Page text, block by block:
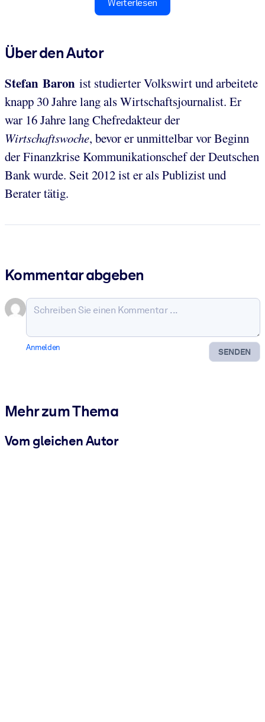
Weiterlesen
Über den Autor
Stefan Baron ist studierter Volkswirt und arbeitete
knapp 30 Jahre lang als Wirtschaftsjournalist. Er
war 16 Jahre lang Chefredakteur der
Wirtschaftswoche, bevor er unmittelbar vor Beginn
der Finanzkrise Kommunikationschef der Deutschen
Bank wurde. Seit 2012 ist er als Publizist und
Berater tätig.
Kommentar abgeben
SENDEN
Anmelden
Mehr zum Thema
Vom gleichen Autor